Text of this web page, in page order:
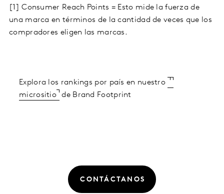
[1] Consumer Reach Points = Esto mide la fuerza de
una marca en términos de la cantidad de veces que los
compradores eligen las marcas.
Explora los rankings por país en nuestro
micrositio
de Brand Footprint
CONTÁCTANOS